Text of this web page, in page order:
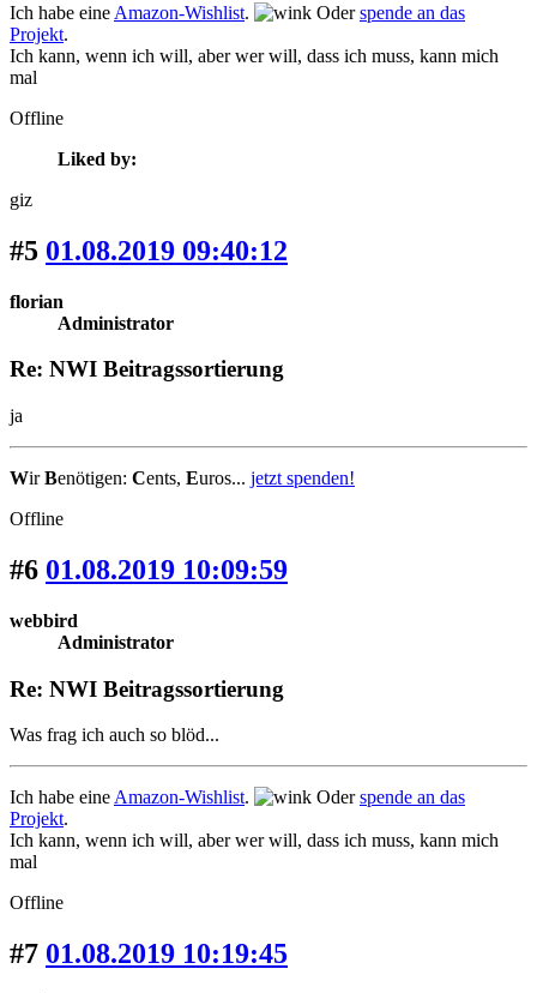
Ich habe eine Amazon-Wishlist. Oderspende an das
Projekt.
Ich kann, wenn ich will, aber wer will, dass ich muss, kann mich
mal
Offline
Liked by:
giz
#5 01.08.2019 09:40:12
florian
Administrator
Re: NWI Beitragssortierung
ja
WirBenötigen: Cents, Euros... jetzt spenden!
Offline
#6 01.08.2019 10:09:59
webbird
Administrator
Re: NWI Beitragssortierung
Was frag ich auch so blöd...
Ich habe eine Amazon-Wishlist. Oderspende an das
Projekt.
Ich kann, wenn ich will, aber wer will, dass ich muss, kann mich
mal
Offline
#7 01.08.2019 10:19:45